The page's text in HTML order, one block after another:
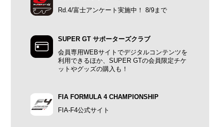
Rd.4/富士アンケート実施中！ 8/9まで
SUPER GT サポーターズクラブ
会員専用WEBサイトでデジタルコンテンツを
利用できるほか、SUPER GTの会員限定チケ
ットやグッズの購入も！
FIA FORMULA 4 CHAMPIONSHIP
FIA-F4公式サイト